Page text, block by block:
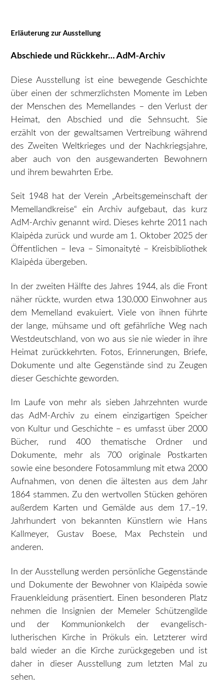
Erläuterung zur Ausstellung
Abschiede und Rückkehr… AdM-Archiv
Diese Ausstellung ist eine bewegende Geschichte
über einen der schmerzlichsten Momente im Leben
der Menschen des Memellandes – den Verlust der
Heimat, den Abschied und die Sehnsucht. Sie
erzählt von der gewaltsamen Vertreibung während
des Zweiten Weltkrieges und der Nachkriegsjahre,
aber auch von den ausgewanderten Bewohnern
und ihrem bewahrten Erbe.
Seit 1948 hat der Verein „Arbeitsgemeinschaft der
Memellandkreise“ ein Archiv aufgebaut, das kurz
AdM-Archiv genannt wird. Dieses kehrte 2011 nach
Klaipėda zurück und wurde am 1. Oktober 2025 der
Öffentlichen – Ieva – Simonaitytė – Kreisbibliothek
Klaipėda übergeben.
In der zweiten Hälfte des Jahres 1944, als die Front
näher rückte, wurden etwa 130.000 Einwohner aus
dem Memelland evakuiert. Viele von ihnen führte
der lange, mühsame und oft gefährliche Weg nach
Westdeutschland, von wo aus sie nie wieder in ihre
Heimat zurückkehrten. Fotos, Erinnerungen, Briefe,
Dokumente und alte Gegenstände sind zu Zeugen
dieser Geschichte geworden.
Im Laufe von mehr als sieben Jahrzehnten wurde
das AdM-Archiv zu einem einzigartigen Speicher
von Kultur und Geschichte – es umfasst über 2000
Bücher, rund 400 thematische Ordner und
Dokumente, mehr als 700 originale Postkarten
sowie eine besondere Fotosammlung mit etwa 2000
Aufnahmen, von denen die ältesten aus dem Jahr
1864 stammen. Zu den wertvollen Stücken gehören
außerdem Karten und Gemälde aus dem 17.–19.
Jahrhundert von bekannten Künstlern wie Hans
Kallmeyer, Gustav Boese, Max Pechstein und
anderen.
In der Ausstellung werden persönliche Gegenstände
und Dokumente der Bewohner von Klaipėda sowie
Frauenkleidung präsentiert. Einen besonderen Platz
nehmen die Insignien der Memeler Schützengilde
und der Kommunionkelch der evangelisch-
lutherischen Kirche in Prökuls ein. Letzterer wird
bald wieder an die Kirche zurückgegeben und ist
daher in dieser Ausstellung zum letzten Mal zu
sehen.